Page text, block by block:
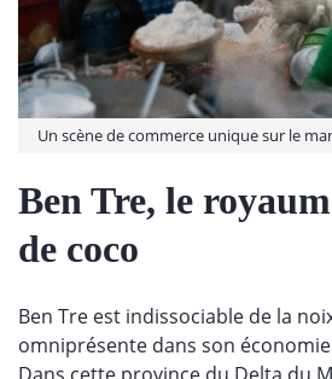
Un scène de commerce unique sur le
Ben Tre, le
de coco
Ben Tre est indissociable de la
omniprésente dans son